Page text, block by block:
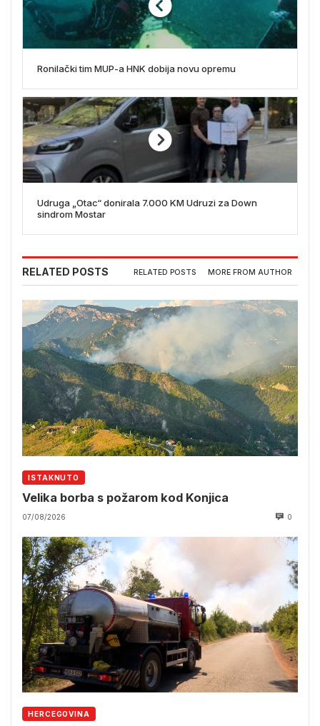
Ronilački tim MUP-a HNK dobija novu opremu
Udruga „Otac“ donirala 7.000 KM Udruzi za Down
sindrom Mostar
RELATED POSTS RELATED POSTS MORE FROM AUTHOR
ISTAKNUTO
Velika borba s požarom kod Konjica
07/08/2026 0
HERCEGOVINA